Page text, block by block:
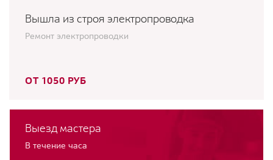
Вышла из строя электропроводка
Ремонт электропроводки
ОТ 1050 РУБ
Выезд мастера
В течение часа